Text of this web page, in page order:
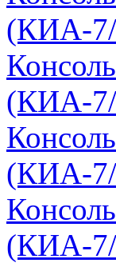
(КИА-
(КИА-
(КИА-
(КИА-